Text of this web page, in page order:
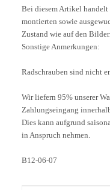
Bei diesem Artikel
montierten sowie
Zustand wie auf den
Sonstige Anmerkungen:
Radschrauben sind nicht
Wir liefern 95% unserer
Zahlungseingang
Dies kann aufgrund
in Anspruch nehmen.
B12-06-07